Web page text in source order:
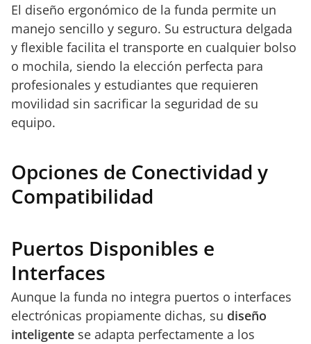
El diseño ergonómico de la funda permite un
manejo sencillo y seguro. Su estructura delgada
y flexible facilita el transporte en cualquier bolso
o mochila, siendo la elección perfecta para
profesionales y estudiantes que requieren
movilidad sin sacrificar la seguridad de su
equipo.
Opciones de Conectividad y
Compatibilidad
Puertos Disponibles e
Interfaces
Aunque la funda no integra puertos o interfaces
electrónicas propiamente dichas, su diseño
inteligente se adapta perfectamente a los